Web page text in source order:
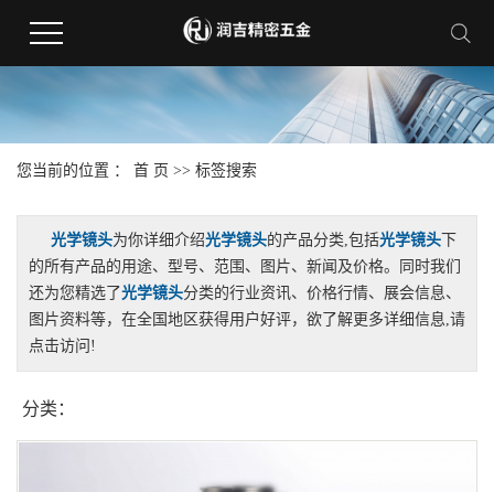
您当前的位置 ： 首 页 >> 标签搜索
光学镜头为你详细介绍光学镜头的产品分类,包括光学镜头 下
的所有产品的用途、型号、范围、图片、新闻及价格。同时我们
还为您精选了光学镜头分类的行业资讯、价格行情、展会信息、
图片资料等，在全国地区获得用户好评，欲了解更多详细信息,请
点击访问!
分类：